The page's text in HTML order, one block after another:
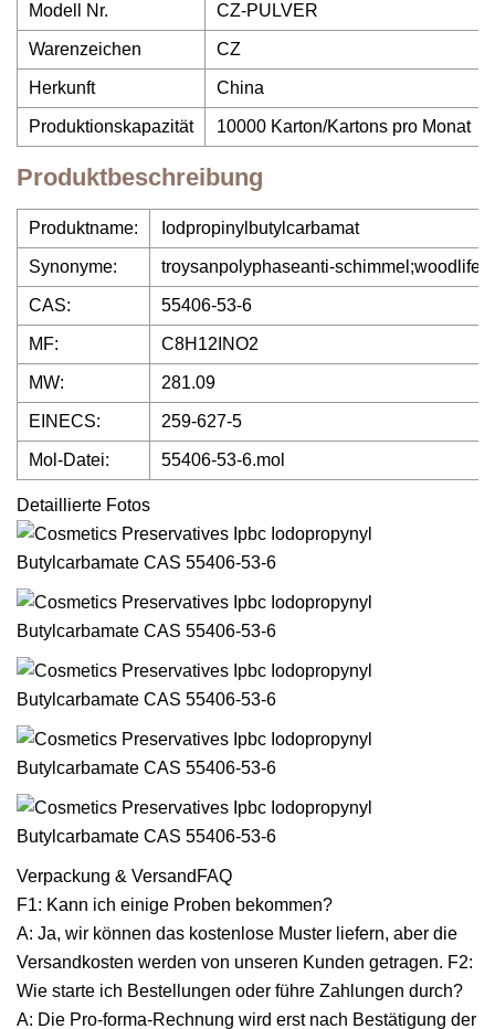
Modell Nr. CZ-PULVER
Warenzeichen CZ
Herkunft China
Produktionskapazität 10000 Karton/Kartons pro Monat
Produktbeschreibung
Produktname: Iodpropinylbutylcarbamat
Synonyme: troysanpolyphaseanti-
CAS: 55406-53-6
MF: C8H12INO2
MW: 281.09
EINECS: 259-627-5
Mol-Datei: 55406-53-6.mol
Detaillierte Fotos
Verpackung & VersandFAQ
F1: Kann ich einige Proben bekommen?
A: Ja, wir können das kostenlose Muster liefern, aber die
Versandkosten werden von unseren Kunden getragen. F2:
Wie starte ich Bestellungen oder führe Zahlungen durch?
A: Die Pro-forma-Rechnung wird erst nach Bestätigung der